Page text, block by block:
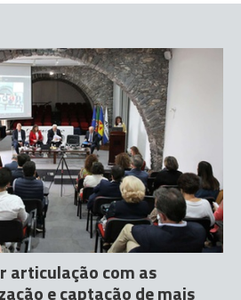
articulação com as
e captação de mais